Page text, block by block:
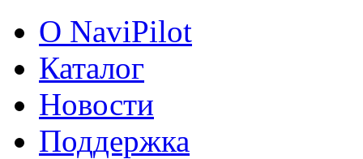
О NaviPilot
Каталог
Новости
Поддержка